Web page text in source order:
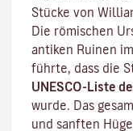
Stücke von
Die römischen
antiken Ruinen
führte, dass die
UNESCO-Liste
wurde. Das
und sanften